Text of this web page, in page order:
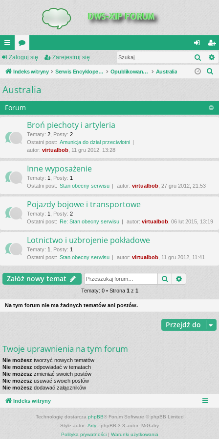
UI
C
K
_L
IN
or
a
al
og
si
ę
ar
ej
tru
j
Zaloguj się Zarejestruj się
Indeks witryny Serwis Encyklopedia Uzbrojenia Opublikowane zestawienia Australia
a
Australia
Forum
Broń piechoty i artyleria
Tematy: 2 Posty: 2
Ostatni post: Amunicja do dział przeciwlotni
autor: virtualbob , 11 gru 2012, 13:28
Inne wyposażenie
Tematy: 1 Posty: 1
Ostatni post: Stan obecny serwisu autor: virtualbob , 27 gru 2012, 21:53
Pojazdy bojowe i transportowe
Tematy: 1 Posty: 2
Ostatni post: Re: Stan obecny serwisu autor: virtualbob , 06 lut 2015, 13:19
Lotnictwo i uzbrojenie pokładowe
Tematy: 1 Posty: 1
Ostatni post: Stan obecny serwisu autor: virtualbob , 11 gru 2012, 11:41
Załóż nowy temat Szukaj
Tematy: 0 • Strona 1z 1
Na tym forum nie ma żadnych tematów ani postów.
Przejdź do
Twoje uprawnienia na tym forum
Nie możesz tworzyć nowych tematów
Nie możesz odpowiadać w tematach
Nie możesz zmieniać swoich postów
Nie możesz usuwać swoich postów
Nie możesz dodawać załączników
Indeks witryny
Technologię dostarcza phpBB® Forum Software © phpBB Limited
Style autor: Arty - phpBB 3.3 autor: MrGaby
Polityka prywatności| Warunki użytkowania